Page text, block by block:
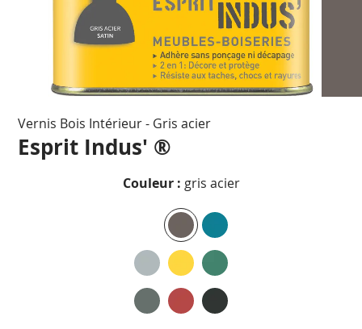
début
Vernis Bois Intérieur - Gris acier
Esprit Indus' ®
Couleur : gris acier